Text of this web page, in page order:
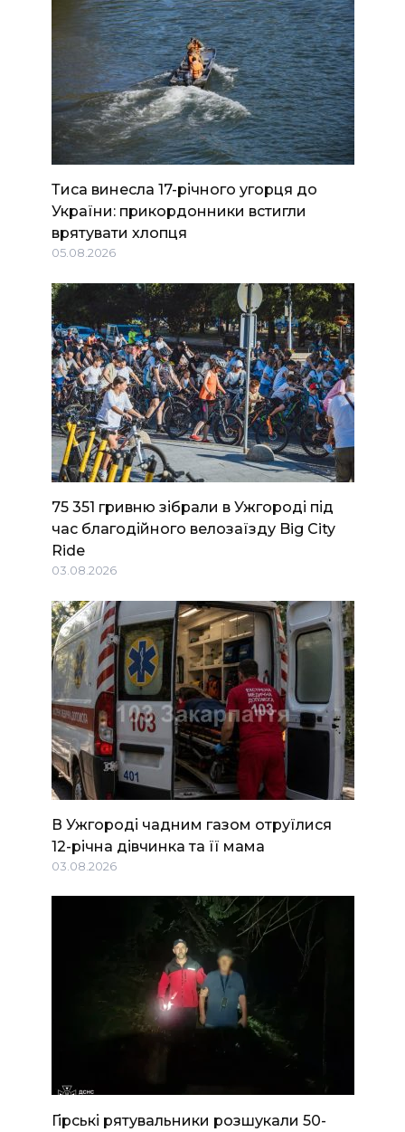
Тиса винесла 17-річного угорця до
України: прикордонники встигли
врятувати хлопця
05.08.2026
75 351 гривню зібрали в Ужгороді під
час благодійного велозаїзду Big Сity
Ride
03.08.2026
В Ужгороді чадним газом отруїлися
12-річна дівчинка та її мама
03.08.2026
Гірські рятувальники розшукали 50-